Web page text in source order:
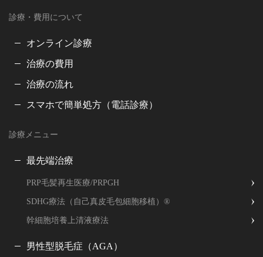
診療・費用について
オンライン診療
治療の費用
治療の流れ
スマホで簡単処方（電話診療）
診療メニュー
最先端治療
PRP毛髪再生医療/PRPGH
SDHG療法（自己真皮毛包細胞移植）®
幹細胞培養上清液療法
男性型脱毛症（AGA）